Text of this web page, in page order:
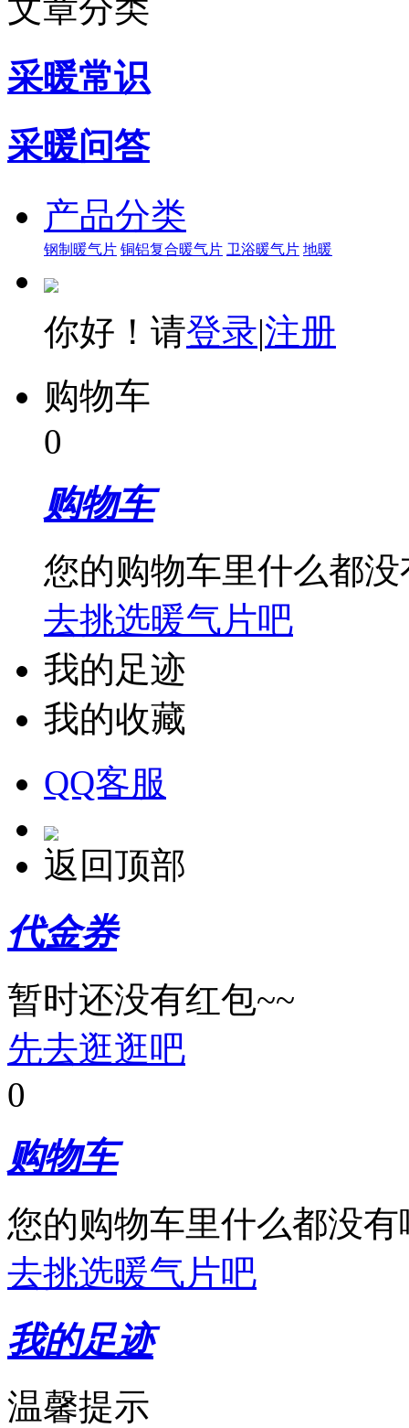
文章分类
采暖常识
采暖问答
产品分类
钢制暖气片 铜铝复合暖气片 卫浴暖气片 地暖
你好！请登录|注册
购物车
0
购物车
您的购物车里什么都没
去挑选暖气片吧
我的足迹
我的收藏
QQ客服
返回顶部
代金券
暂时还没有红包~~
先去逛逛吧
0
购物车
您的购物车里什么都没有
去挑选暖气片吧
我的足迹
温馨提示